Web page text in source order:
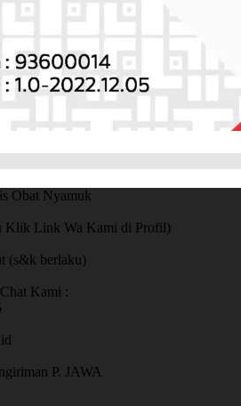
Obat Nyamuk
Klik Link Wa Kami di Profil)
(s&k berlaku)
Kami :
P. JAWA